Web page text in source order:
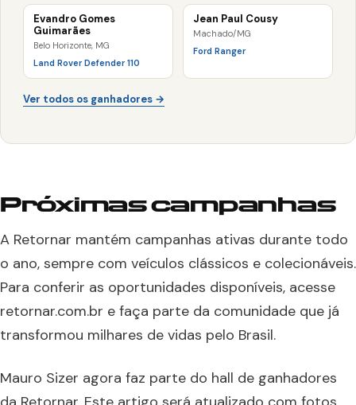
Evandro Gomes
Guimarães
Belo Horizonte, MG
Land Rover Defender 110
Jean Paul Cousy
Machado/MG
Ford Ranger
Ver todos os ganhadores →
Próximas campanhas
A Retornar mantém campanhas ativas durante todo
o ano, sempre com veículos clássicos e colecionáveis.
Para conferir as oportunidades disponíveis, acesse
retornar.com.br e faça parte da comunidade que já
transformou milhares de vidas pelo Brasil.
Mauro Sizer agora faz parte do hall de ganhadores